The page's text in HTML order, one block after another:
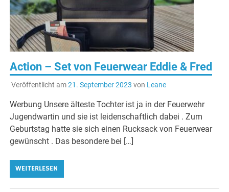
Action – Set von Feuerwear Eddie & Fred
Veröffentlicht am21. September 2023 von Leane
Werbung Unsere älteste Tochter ist ja in der Feuerwehr
Jugendwartin und sie ist leidenschaftlich dabei . Zum
Geburtstag hatte sie sich einen Rucksack von Feuerwear
gewünscht . Das besondere bei […]
WEITERLESEN